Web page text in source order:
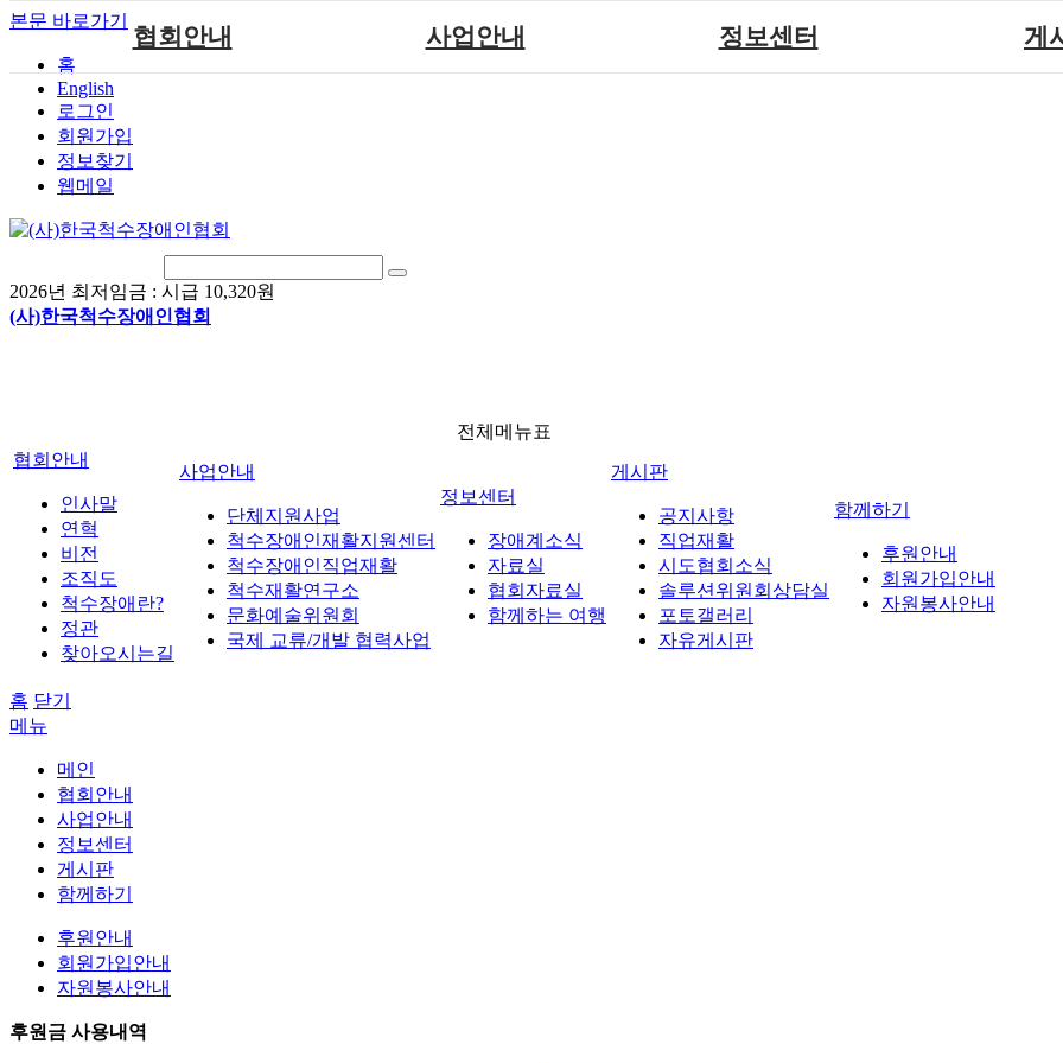
본문 바로가기
홈
English
로그인
회원가입
정보찾기
웹메일
2026년 최저임금 : 시급 10,320원
(사)한국척수장애인협회
협회안내
척수장애란?
찾아오시는길
사업안내
국제 교류/개발 협력사업
정보센터 게
전체메뉴표
협회안내
인사말
연혁
비전
조직도
척수장애란?
정관
찾아오시는길
사업안내
단체지원사업
척수장애인재활지원센터
척수장애인직업재활
척수재활연구소
문화예술위원회
국제 교류/개발 협력사업
정보센터
장애계소식
자료실
협회자료실
함께하는 여행
게시판
공지사항
직업재활
시도협회소식
솔루션위원회상담실
포토갤러리
자유게시판
함께하기
후원안내
회원가입안내
자원봉사안내
홈 닫기
메뉴
메인
협회안내
사업안내
정보센터
게시판
함께하기
후원안내
회원가입안내
자원봉사안내
후원금 사용내역